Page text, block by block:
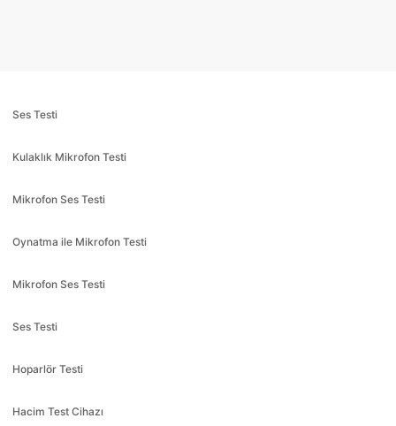
Ses Testi
Kulaklık Mikrofon Testi
Mikrofon Ses Testi
Oynatma ile Mikrofon Testi
Mikrofon Ses Testi
Ses Testi
Hoparlör Testi
Hacim Test Cihazı